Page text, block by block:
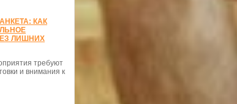
КАК
ЛИШНИХ
требуют
и внимания к